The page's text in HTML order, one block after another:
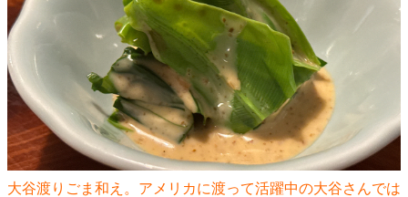
大谷渡りごま和え。アメリカに渡って活躍中の大谷さんでは